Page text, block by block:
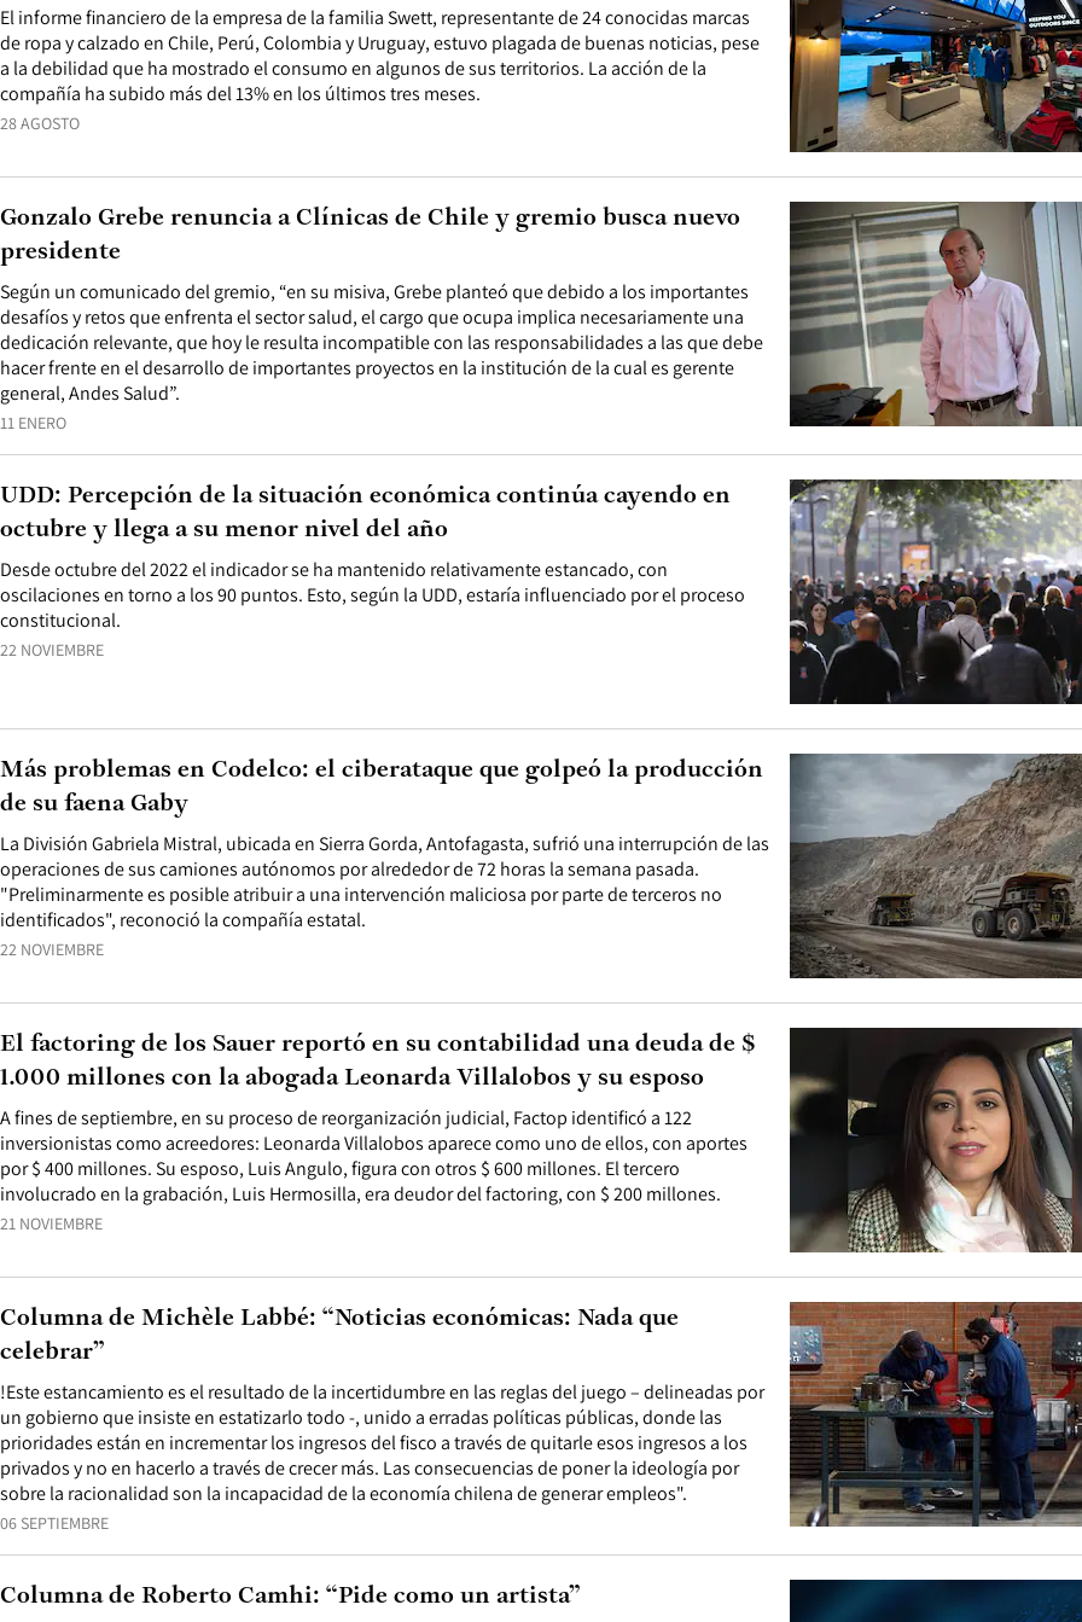
28 AGOSTO
El informe financiero de la empresa de la familia Swett, representante de 24 conocidas marcas
de ropa y calzado en Chile, Perú, Colombia y Uruguay, estuvo plagada de buenas noticias, pese
a la debilidad que ha mostrado el consumo en algunos de sus territorios. La acción de la
compañía ha subido más del 13% en los últimos tres meses.
11 ENERO
Según un comunicado del gremio, “en su misiva, Grebe planteó que debido a los importantes
desafíos y retos que enfrenta el sector salud, el cargo que ocupa implica necesariamente una
dedicación relevante, que hoy le resulta incompatible con las responsabilidades a las que debe
hacer frente en el desarrollo de importantes proyectos en la institución de la cual es gerente
general, Andes Salud”.
Gonzalo Grebe renuncia a Clínicas de Chile y gremio busca nuevo
presidente
22 NOVIEMBRE
Desde octubre del 2022 el indicador se ha mantenido relativamente estancado, con
oscilaciones en torno a los 90 puntos. Esto, según la UDD, estaría influenciado por el proceso
constitucional.
UDD: Percepción de la situación económica continúa cayendo en
octubre y llega a su menor nivel del año
22 NOVIEMBRE
La División Gabriela Mistral, ubicada en Sierra Gorda, Antofagasta, sufrió una interrupción de las
operaciones de sus camiones autónomos por alrededor de 72 horas la semana pasada.
"Preliminarmente es posible atribuir a una intervención maliciosa por parte de terceros no
identificados", reconoció la compañía estatal.
Más problemas en Codelco: el ciberataque que golpeó la producción
de su faena Gaby
21 NOVIEMBRE
A fines de septiembre, en su proceso de reorganización judicial, Factop identificó a 122
inversionistas como acreedores: Leonarda Villalobos aparece como uno de ellos, con aportes
por $ 400 millones. Su esposo, Luis Angulo, figura con otros $ 600 millones. El tercero
involucrado en la grabación, Luis Hermosilla, era deudor del factoring, con $ 200 millones.
El factoring de los Sauer reportó en su contabilidad una deuda de $
1.000 millones con la abogada Leonarda Villalobos y su esposo
06 SEPTIEMBRE
!Este estancamiento es el resultado de la incertidumbre en las reglas del juego – delineadas por
un gobierno que insiste en estatizarlo todo -, unido a erradas políticas públicas, donde las
prioridades están en incrementar los ingresos del fisco a través de quitarle esos ingresos a los
privados y no en hacerlo a través de crecer más. Las consecuencias de poner la ideología por
sobre la racionalidad son la incapacidad de la economía chilena de generar empleos".
Columna de Michèle Labbé: “Noticias económicas: Nada que
celebrar”
Columna de Roberto Camhi: “Pide como un artista”